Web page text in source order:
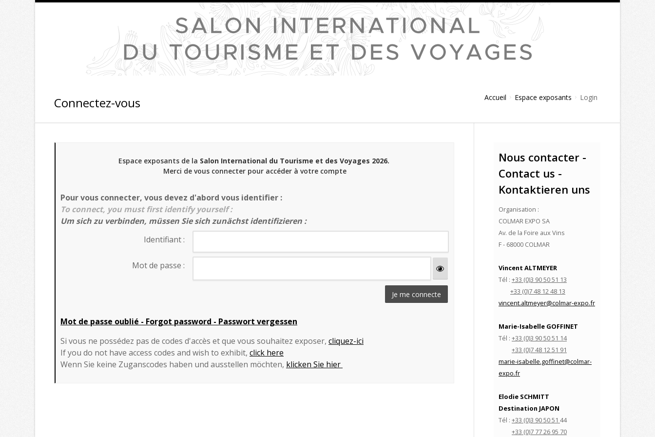
Connectez-vous Accueil Espace exposants Login
Espace exposants de la Salon International du Tourisme et des Voyages 2026.
Merci de vous connecter pour accéder à votre compte
Pour vous connecter, vous devez d'abord vous identifier :
To connect, you must first identify yourself :
Um sich zu verbinden, müssen Sie sich zunächst identifizieren :
Identifiant :
Mot de passe :
Je me connecte
Mot de passe oublié - Forgot password - Passwort vergessen
Si vous ne possédez pas de codes d'accès et que vous souhaitez exposer, cliquez-ici
If you do not have access codes and wish to exhibit, click here
Wenn Sie keine Zuganscodes haben und ausstellen möchten, klicken Sie hier
Nous contacter -
Contact us -
Kontaktieren uns
Organisation :
COLMAR EXPO SA
Av. de la Foire aux Vins
F - 68000 COLMAR
Vincent ALTMEYER
Tél : +33 (0)3 90 50 51 13
+33 (0)7 48 12 48 13
vincent.altmeyer@colmar-expo.fr
Marie-Isabelle GOFFINET
Tél : +33 (0)3 90 50 51 14
+33 (0)7 48 12 51 91
marie-isabelle.goffinet@colmar-
expo.fr
Elodie SCHMITT
Destination JAPON
Tél : +33 (0)3 90 50 51 44
+33 (0)7 77 26 95 70